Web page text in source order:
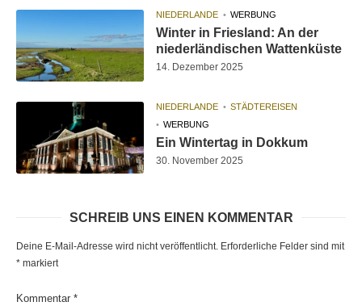
NIEDERLANDE WERBUNG
Winter in Friesland: An der
niederländischen Wattenküste
14. Dezember 2025
NIEDERLANDE
STÄDTEREISEN
WERBUNG
Ein Wintertag in Dokkum
30. November 2025
SCHREIB UNS EINEN KOMMENTAR
Deine E-Mail-Adresse wird nicht veröffentlicht. Erforderliche Felder sind mit
* markiert
Kommentar *